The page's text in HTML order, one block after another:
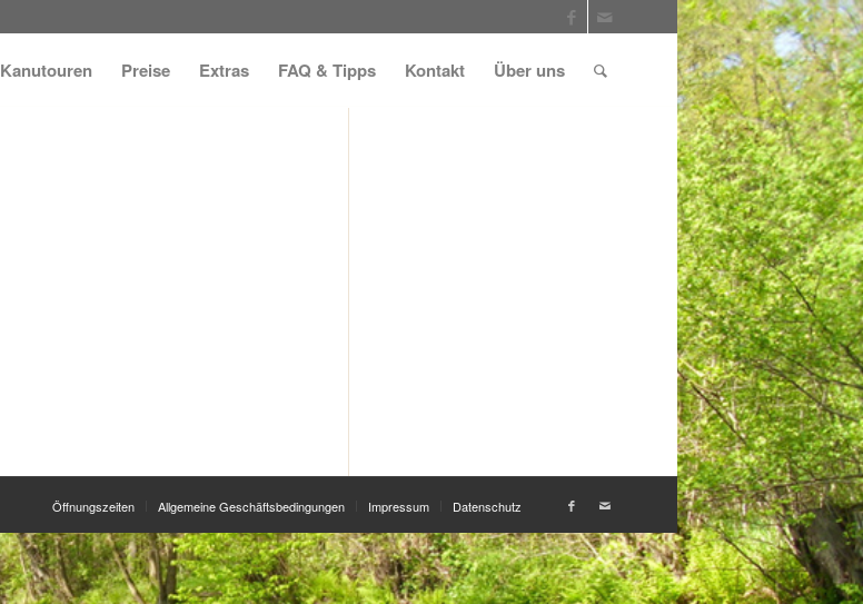
Kanutouren Preise Extras FAQ & Tipps Kontakt Über uns
Öffnungszeiten Allgemeine Geschäftsbedingungen Impressum Datenschutz